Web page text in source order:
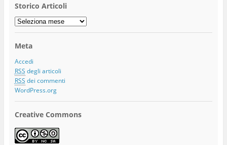
Storico Articoli
Storico
Articoli
Meta
Accedi
RSS degli articoli
RSS dei commenti
WordPress.org
Creative Commons